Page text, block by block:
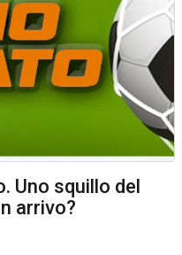
Uno squillo del
arrivo?